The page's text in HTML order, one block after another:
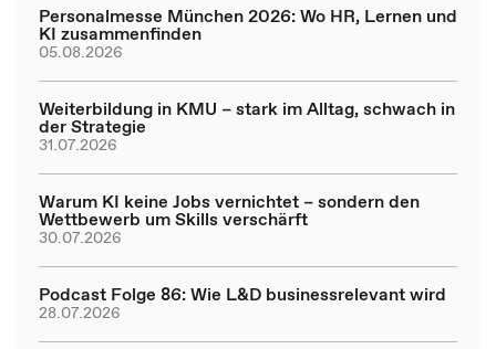
Personalmesse München 2026: Wo HR, Lernen und
KI zusammenfinden
05.08.2026
Weiterbildung in KMU – stark im Alltag, schwach in
der Strategie
31.07.2026
Warum KI keine Jobs vernichtet – sondern den
Wettbewerb um Skills verschärft
30.07.2026
Podcast Folge 86: Wie L&D businessrelevant wird
28.07.2026